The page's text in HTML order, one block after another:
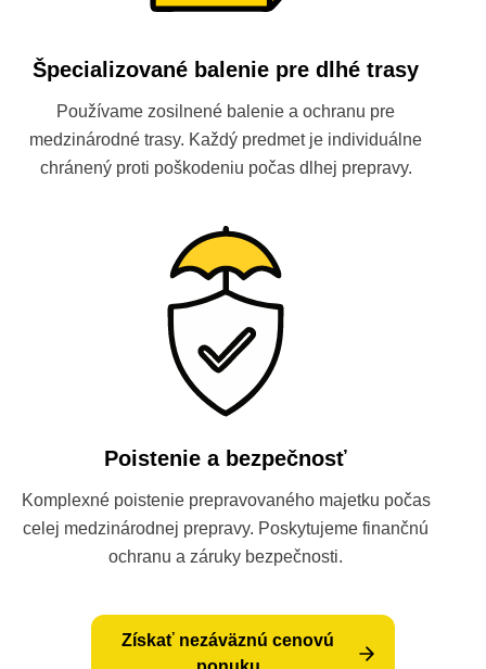
Špecializované balenie pre dlhé trasy
Používame zosilnené balenie a ochranu pre
medzinárodné trasy. Každý predmet je individuálne
chránený proti poškodeniu počas dlhej prepravy.
Poistenie a bezpečnosť
Komplexné poistenie prepravovaného majetku počas
celej medzinárodnej prepravy. Poskytujeme finančnú
ochranu a záruky bezpečnosti.
Získať nezáväznú cenovú